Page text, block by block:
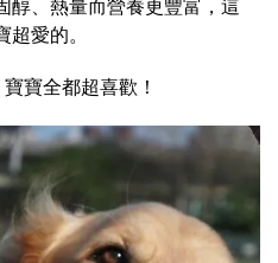
醇、熱量而營養更豐富，這
超愛的。
寶全都超喜歡！